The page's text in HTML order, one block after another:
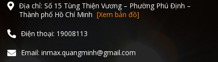
Địa chỉ: Số 15 Tùng Thiện Vương – Phường Phú Định –
Thành phố Hồ Chí Minh [Xem bản đồ]
Điện thoại: 19008113
Email: inmax.quangminh@gmail.com